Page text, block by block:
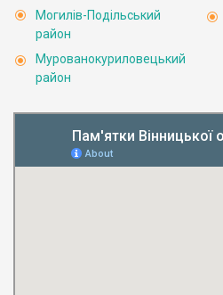
Могилів-Подільський
район
Мурованокуриловецький
район